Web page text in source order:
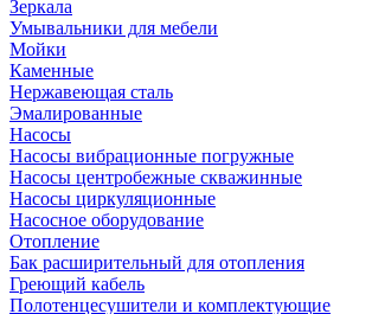
Зеркала
Умывальники для мебели
Мойки
Каменные
Нержавеющая сталь
Эмалированные
Насосы
Насосы вибрационные погружные
Насосы центробежные скважинные
Насосы циркуляционные
Насосное оборудование
Отопление
Бак расширительный для отопления
Греющий кабель
Полотенцесушители и комплектующие